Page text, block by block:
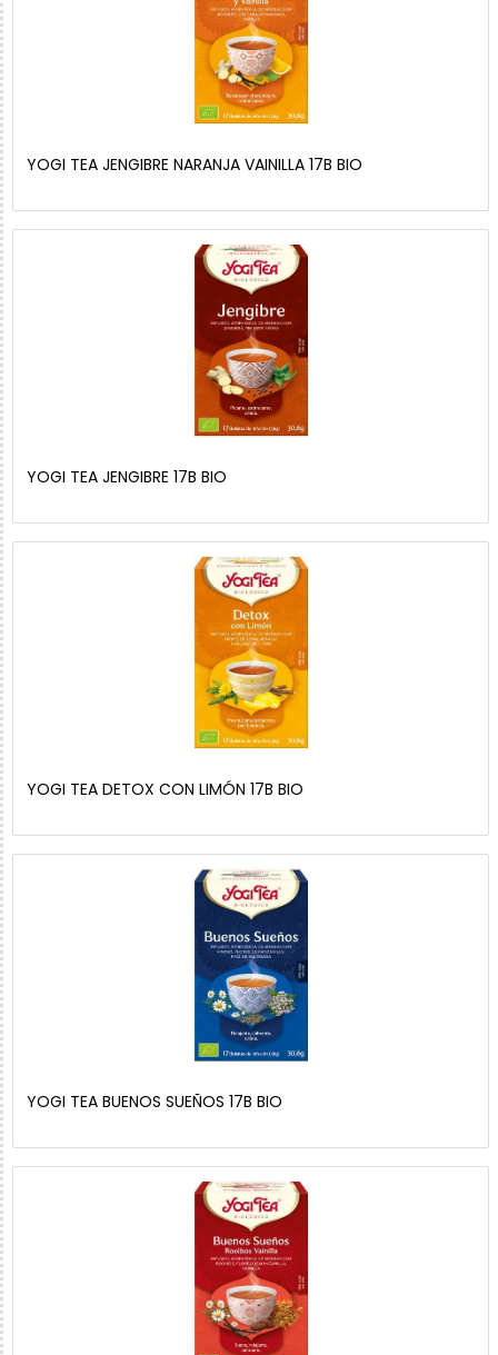
YOGI TEA JENGIBRE NARANJA VAINILLA 17B BIO
YOGI TEA JENGIBRE 17B BIO
YOGI TEA DETOX CON LIMÓN 17B BIO
YOGI TEA BUENOS SUEÑOS 17B BIO